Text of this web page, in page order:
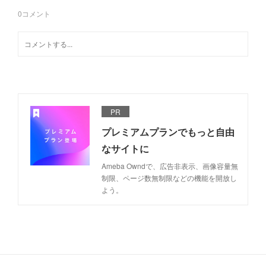
0コメント
PR
プレミアムプランでもっと自由
なサイトに
Ameba Owndで、広告非表示、画像容量無
制限、ページ数無制限などの機能を開放し
よう。